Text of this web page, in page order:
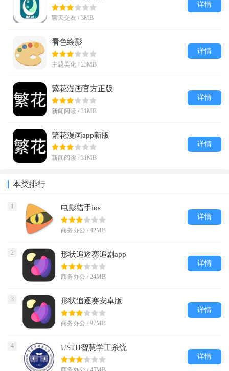
聊天交友 / 3MB
详情
看色绘影
主题美化 / 23MB
详情
繁花漫画官方正版
新闻阅读 / 31MB
详情
繁花漫画app新版
新闻阅读 / 31MB
详情
本类排行
1 电影猎手ios
商务办公 / 42MB
详情
2 形状追逐赛追剧app
商务办公 / 24MB
详情
3 形状追逐赛安卓版
商务办公 / 97MB
详情
4 USTH智慧学工系统
详情